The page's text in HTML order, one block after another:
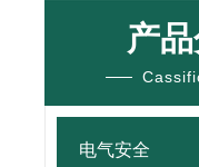
产
电气安全